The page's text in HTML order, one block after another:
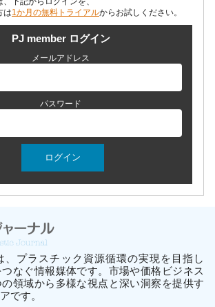
は1か月の無料トライアルからお試しください。
PJ member ログイン
メールアドレス
パスワード
、プラスチック資源循環の実現を目指し
なぐ情報媒体です。市場や価格ビジネス
領域から多様な視点と深い洞察を提供す
です。